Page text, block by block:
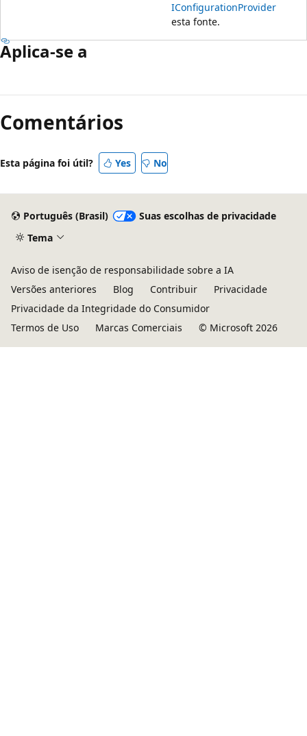
IConfigurationProvider
esta fonte.
Aplica-se a
de
leitura
Comentários
Esta página foi útil? Yes No
Português (Brasil)
Suas escolhas de privacidade
Tema
Aviso de isenção de responsabilidade sobre a IA
Versões anteriores
Blog Contribuir
Privacidade
Privacidade da Integridade do Consumidor
Termos de Uso
Marcas Comerciais © Microsoft 2026